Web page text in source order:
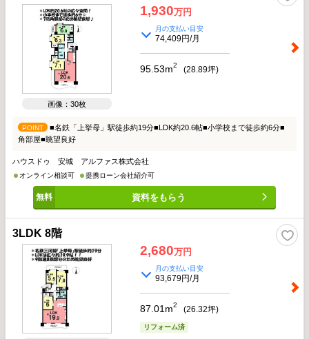
画像：30枚
1,930万円
月の支払い目安
74,409円/月
95.53m2 (28.89坪)
POINT
■名鉄「上挙母」駅徒歩約19分■LDK約20.6帖■小学校まで徒歩約6分■
角部屋■眺望良好
ハウスドゥ 安城 アルファス株式会社
オンライン相談可 提携ローン会社紹介可
資料をもらう
3LDK 8階
2,680万円
月の支払い目安
93,679円/月
87.01m2 (26.32坪)
リフォーム済